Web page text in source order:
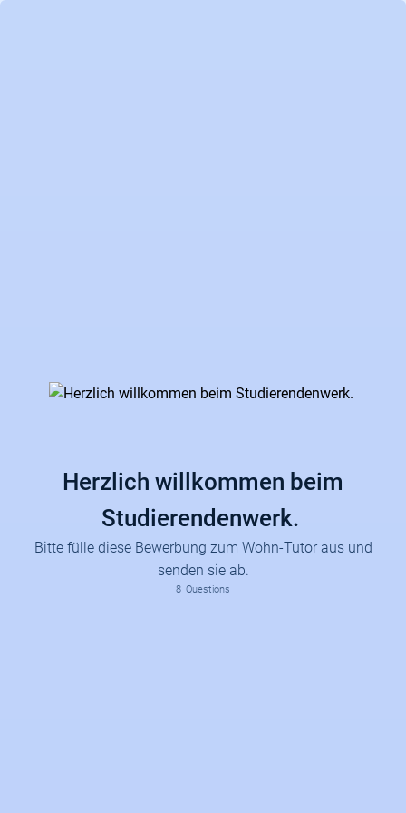
Herzlich willkommen beim
Studierendenwerk.
Bitte fülle diese Bewerbung zum Wohn-Tutor aus und
senden sie ab.
8 Questions